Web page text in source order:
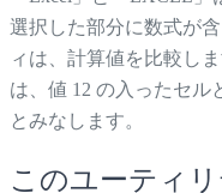
選択した部分に数式が
ィは、計算値を比較し
は、値 12 の入ったセル
とみなします。
このユーティ